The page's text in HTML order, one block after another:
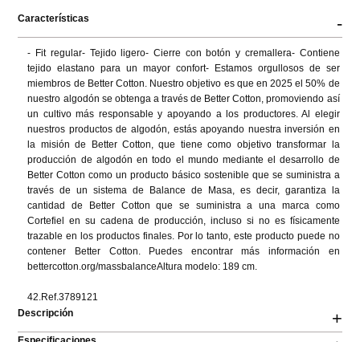
Características -
- Fit regular- Tejido ligero- Cierre con botón y cremallera- Contiene
tejido elastano para un mayor confort- Estamos orgullosos de ser
miembros de Better Cotton. Nuestro objetivo es que en 2025 el 50% de
nuestro algodón se obtenga a través de Better Cotton, promoviendo así
un cultivo más responsable y apoyando a los productores. Al elegir
nuestros productos de algodón, estás apoyando nuestra inversión en
la misión de Better Cotton, que tiene como objetivo transformar la
producción de algodón en todo el mundo mediante el desarrollo de
Better Cotton como un producto básico sostenible que se suministra a
través de un sistema de Balance de Masa, es decir, garantiza la
cantidad de Better Cotton que se suministra a una marca como
Cortefiel en su cadena de producción, incluso si no es físicamente
trazable en los productos finales. Por lo tanto, este producto puede no
contener Better Cotton. Puedes encontrar más información en
bettercotton.org/massbalanceAltura modelo: 189 cm.
42.Ref.3789121
Descripción
+